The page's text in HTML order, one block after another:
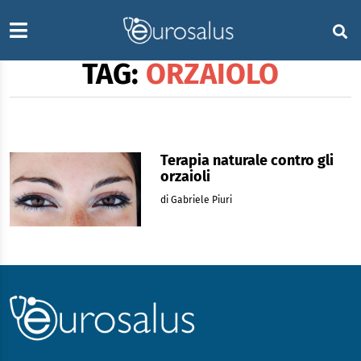
TAG: ORZAIOLO
Terapia naturale contro gli
orzaioli
di Gabriele Piuri